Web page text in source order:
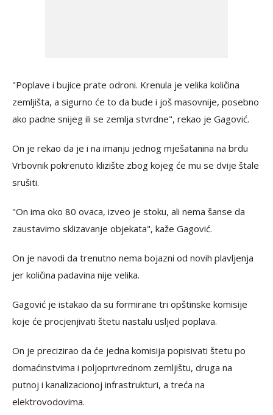
"Poplave i bujice prate odroni. Krenula je velika količina
zemljišta, a sigurno će to da bude i još masovnije, posebno
ako padne snijeg ili se zemlja stvrdne", rekao je Gagović.
On je rekao da je i na imanju jednog mješatanina na brdu
Vrbovnik pokrenuto klizište zbog kojeg će mu se dvije štale
srušiti.
"On ima oko 80 ovaca, izveo je stoku, ali nema šanse da
zaustavimo sklizavanje objekata", kaže Gagović.
On je navodi da trenutno nema bojazni od novih plavljenja
jer količina padavina nije velika.
Gagović je istakao da su formirane tri opštinske komisije
koje će procjenjivati štetu nastalu usljed poplava.
On je precizirao da će jedna komisija popisivati štetu po
domaćinstvima i poljoprivrednom zemljištu, druga na
putnoj i kanalizacionoj infrastrukturi, a treća na
elektrovodovima.